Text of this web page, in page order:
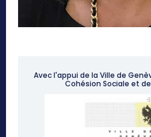
Avec l'appui de la Ville de
Cohésion Sociale et